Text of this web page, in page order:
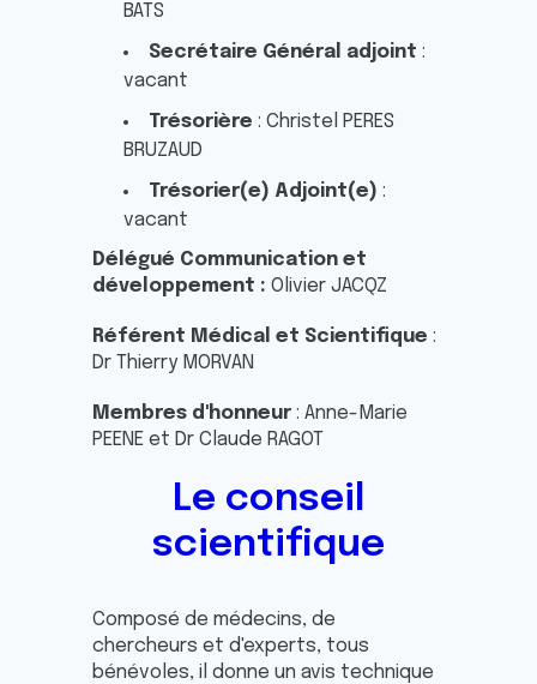
BATS
Secrétaire Général adjoint :
vacant
Trésorière : Christel PERES
BRUZAUD
Trésorier(e) Adjoint(e) :
vacant
Délégué Communication et
développement : Olivier JACQZ
Référent Médical et Scientifique :
Dr Thierry MORVAN
Membres d'honneur: Anne-Marie
PEENE et Dr Claude RAGOT
Le conseil
scientifique
Composé de médecins, de
chercheurs et d'experts, tous
bénévoles, il donne un avis technique